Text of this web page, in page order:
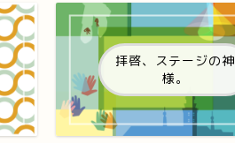
拝啓、ステージの神
様。